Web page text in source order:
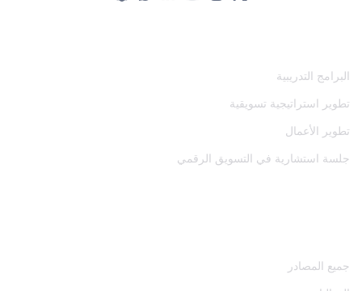
البرامج التدريبية
تطوير استراتيجية تسويقية
تطوير الأعمال
جلسة استشارية في التسويق الرقمي
جميع المصادر